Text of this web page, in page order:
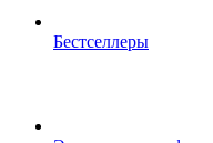
Бестселлеры